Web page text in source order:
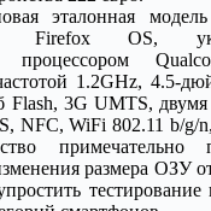
эталонная
Firefox OS,
процессором
1.2GHz, 4.5-
Flash, 3G UMTS,
NFC, WiFi 802.11 b/g/
примечательно
размера ОЗУ